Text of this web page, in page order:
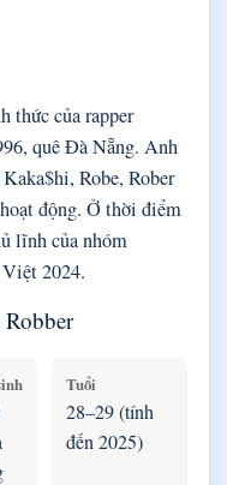
thức của rapper
quê Đà Nẵng. Anh
Robe, Rober
động. Ở thời điểm
lĩnh của nhóm
2024.
Tuổi
28–29 (tính
đến 2025)